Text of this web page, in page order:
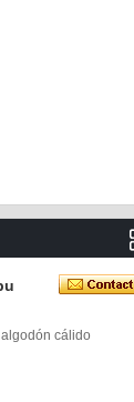
cálido